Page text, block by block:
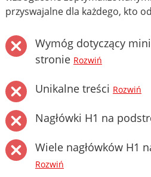
przyswajalne dla każdego, kto
Wymóg dotyczący
stronie Rozwiń
Unikalne treści Rozwiń
Nagłówki H1 na
Wiele nagłówków H1
Rozwiń